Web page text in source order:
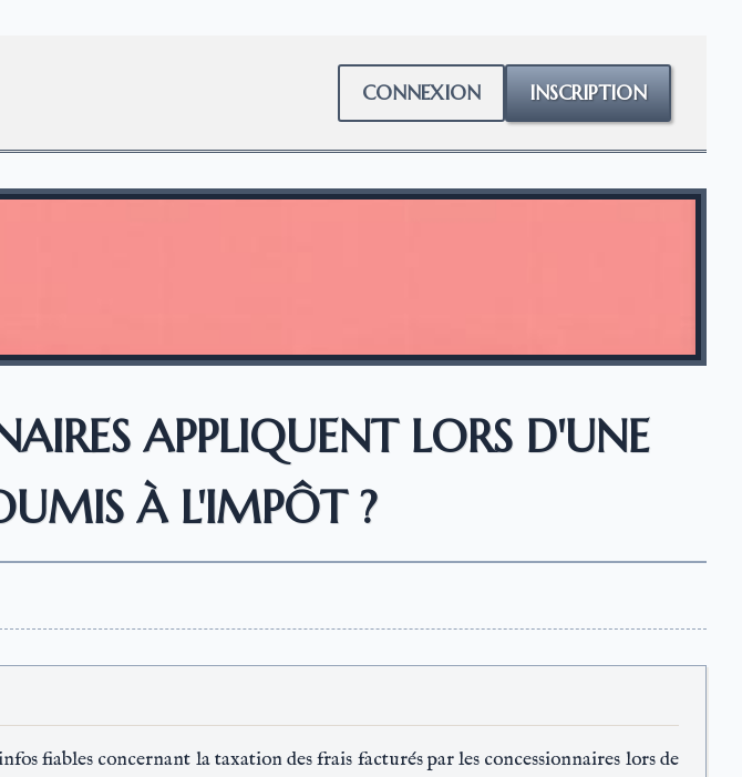
CONNEXION INSCRIPTION
APPLIQUENT LORS D'UNE
À L'IMPÔT ?
fiables concernant la taxation des frais facturés par les concessionnaires lors de